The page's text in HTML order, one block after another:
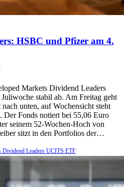
HSBC und Pfizer am 4.
Markets Dividend Leaders
stabil ab. Am Freitag geht
unten, auf Wochensicht steht
Der Fonds notiert bei 55,06 Euro
seinem 52-Wochen-Hoch von
sitzt in den Portfolios der…
Dividend Leaders UCITS ETF